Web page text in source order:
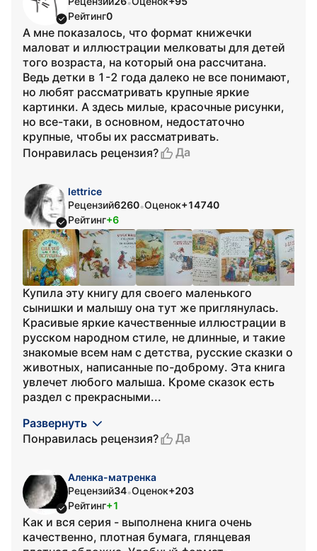
•
Рейтинг0
А мне показалось, что формат книжечки
маловат и иллюстрации мелковаты для детей
того возраста, на который она рассчитана.
Ведь детки в 1-2 года далеко не все понимают,
но любят рассматривать крупные яркие
картинки. А здесь милые, красочные рисунки,
но все-таки, в основном, недостаточно
крупные, чтобы их рассматривать.
Понравилась рецензия?
Да
lettrice
Рецензий6260•Оценок+14740
Рейтинг+6
Купила эту книгу для своего маленького
сынишки и малышу она тут же приглянулась.
Красивые яркие качественные иллюстрации в
русском народном стиле, не длинные, и такие
знакомые всем нам с детства, русские сказки о
животных, написанные по-доброму. Эта книга
увлечет любого малыша. Кроме сказок есть
раздел с прекрасными...
Развернуть
Понравилась рецензия?
Да
Аленка-матренка
Рецензий34•Оценок+203
Рейтинг+1
Как и вся серия - выполнена книга очень
качественно, плотная бумага, глянцевая